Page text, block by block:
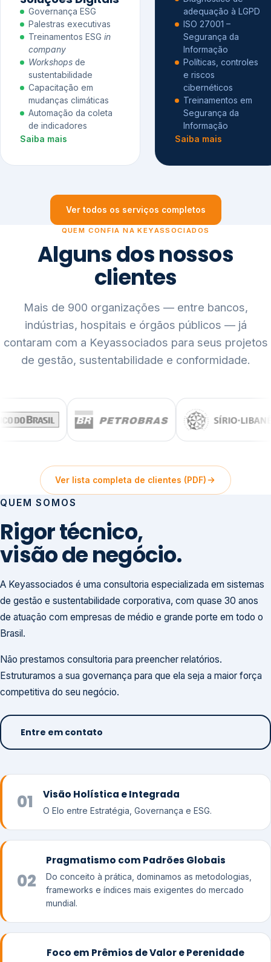
Governança ESG
Palestras executivas
Treinamentos ESG in
company
Workshops de
sustentabilidade
Capacitação em
mudanças climáticas
Automação da coleta
de indicadores
Saiba mais
adequação à LGPD
ISO 27001 –
Segurança da
Informação
Políticas, controles
e riscos
cibernéticos
Treinamentos em
Segurança da
Informação
Saiba mais
Ver todos os serviços completos
QUEM CONFIA NA KEYASSOCIADOS
Alguns dos nossos
clientes
Mais de 900 organizações — entre bancos,
indústrias, hospitais e órgãos públicos — já
contaram com a Keyassociados para seus projetos
de gestão, sustentabilidade e conformidade.
Ver lista completa de clientes (PDF)
QUEM SOMOS
Rigor técnico,
visão de negócio.
A Keyassociados é uma consultoria especializada em sistemas
de gestão e sustentabilidade corporativa, com quase 30 anos
de atuação com empresas de médio e grande porte em todo o
Brasil.
Não prestamos consultoria para preencher relatórios.
Estruturamos a sua governança para que ela seja a maior força
competitiva do seu negócio.
Entre em contato
01 Visão Holística e Integrada
O Elo entre Estratégia, Governança e ESG.
02
Pragmatismo com Padrões Globais
Do conceito à prática, dominamos as metodologias,
frameworks e índices mais exigentes do mercado
mundial.
Foco em Prêmios de Valor e Perenidade